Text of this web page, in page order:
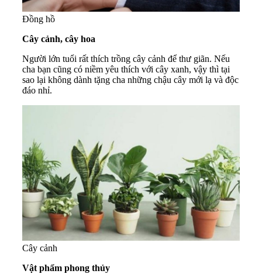
Đồng hồ
Cây cảnh, cây hoa
Người lớn tuổi rất thích trồng cây cảnh để thư giãn. Nếu
cha bạn cũng có niềm yêu thích với cây xanh, vậy thì tại
sao lại không dành tặng cha những chậu cây mới lạ và độc
đáo nhỉ.
Cây cảnh
Vật phẩm phong thủy